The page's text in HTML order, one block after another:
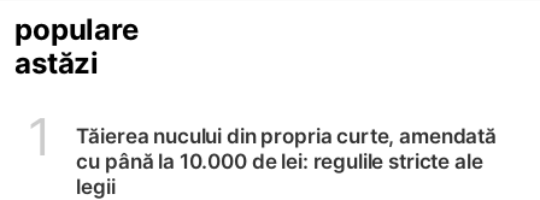
populare
astăzi
1
Tăierea nucului din propria curte, amendată
cu până la 10.000 de lei: regulile stricte ale
legii